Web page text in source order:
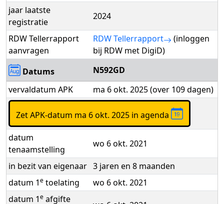
jaar laatste
registratie
2024
RDW Tellerrapport
aanvragen
RDW Tellerrapport
(inloggen
bij RDW met DigiD)
Datums
N592GD
vervaldatum APK
ma 6 okt. 2025 (over 109 dagen)
Zet APK-datum ma 6 okt. 2025 in agenda
datum
tenaamstelling
wo 6 okt. 2021
in bezit van eigenaar 3 jaren en 8 maanden
datum 1e toelating
wo 6 okt. 2021
datum 1e afgifte